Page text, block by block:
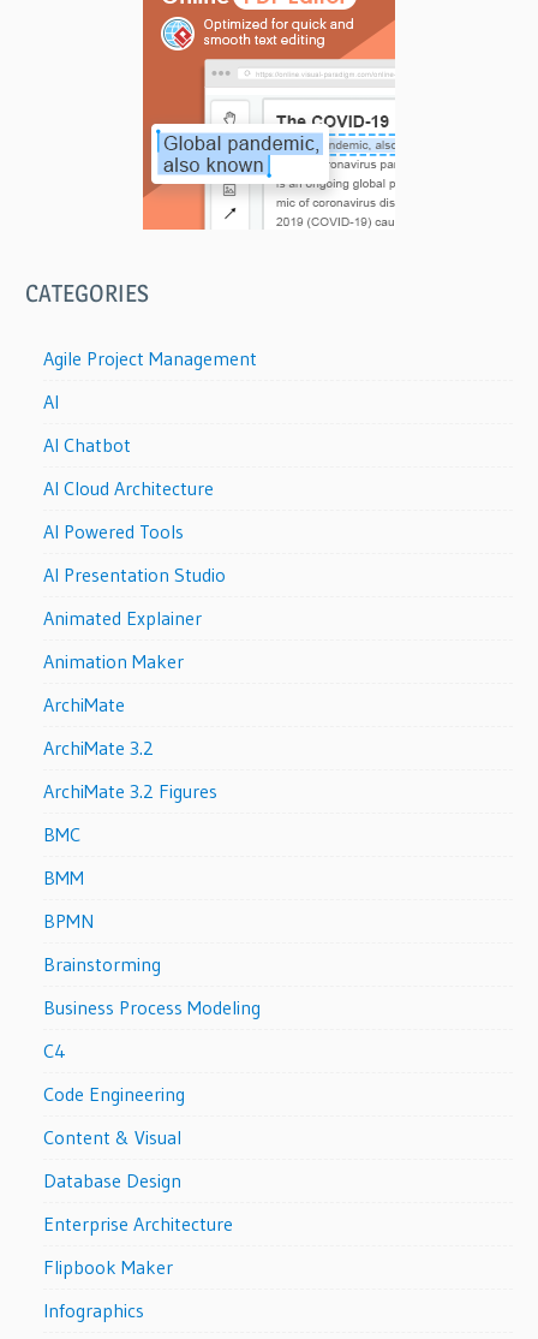
CATEGORIES
Agile Project Management
AI
AI Chatbot
AI Cloud Architecture
AI Powered Tools
AI Presentation Studio
Animated Explainer
Animation Maker
ArchiMate
ArchiMate 3.2
ArchiMate 3.2 Figures
BMC
BMM
BPMN
Brainstorming
Business Process Modeling
C4
Code Engineering
Content & Visual
Database Design
Enterprise Architecture
Flipbook Maker
Infographics